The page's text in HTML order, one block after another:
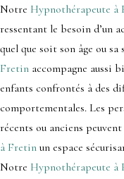
Notre Hypnothérapeute à
ressentant le besoin d’un
quel que soit son âge ou
Fretin accompagne aussi
enfants confrontés à des
comportementales. Les
récents ou anciens
à Fretin un espace
Notre Hypnothérapeute à